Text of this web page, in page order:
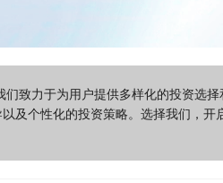
致力于为用户提供多样化的投资选
及个性化的投资策略。选择我们，开